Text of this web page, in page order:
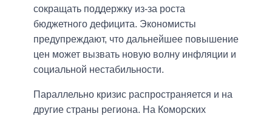
сокращать поддержку из-за роста
бюджетного дефицита. Экономисты
предупреждают, что дальнейшее повышение
цен может вызвать новую волну инфляции и
социальной нестабильности.
Параллельно кризис распространяется и на
другие страны региона. На Коморских